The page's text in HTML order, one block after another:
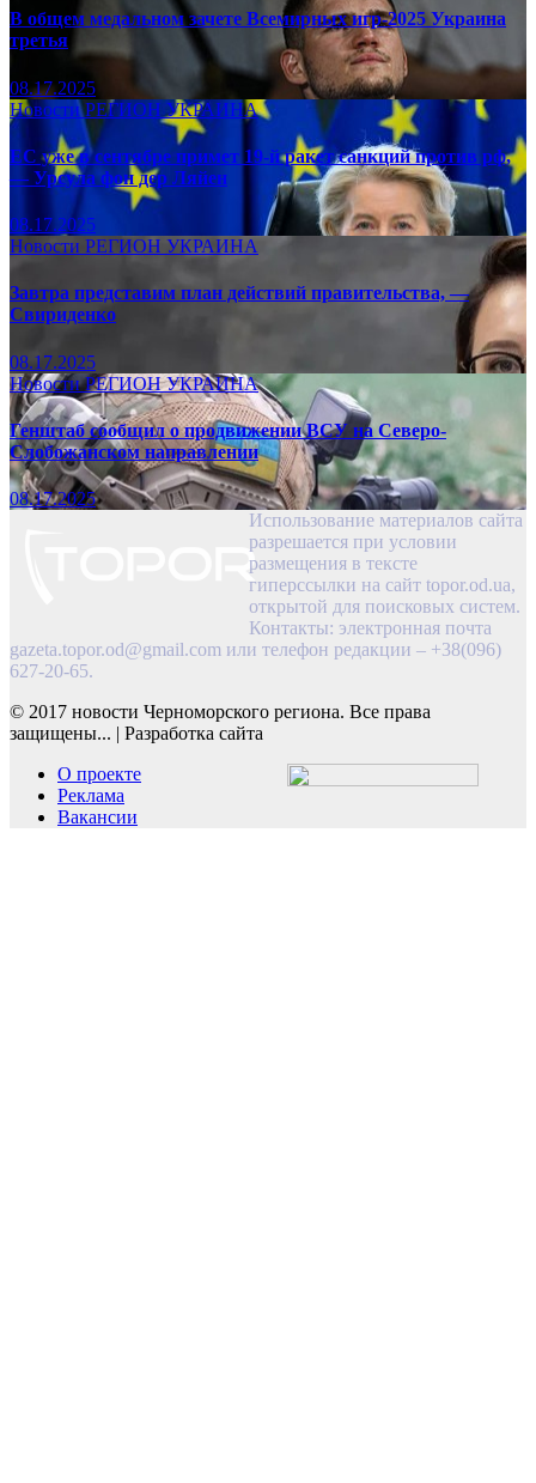
В общем медальном зачете Всемирных игр-2025 Украина
третья
08.17.2025
НовостиРЕГИОНУКРАИНА
ЕС уже в сентябре примет 19-й ракет санкций против рф,
— Урсула фон дер Ляйен
08.17.2025
Новости РЕГИОН УКРАИНА
Завтра представим план действий правительства, —
Свириденко
08.17.2025
НовостиРЕГИОНУКРАИНА
Генштаб сообщил о продвижении ВСУ на Северо-
Слобожанском направлении
08.17.2025
Использование материалов сайта
разрешается при условии
размещения в тексте
гиперссылки на сайт topor.od.ua,
открытой для поисковых систем.
Контакты: электронная почта
gazeta.topor.od@gmail.com или телефон редакции – +38(096)
627-20-65.
© 2017 новости Черноморского региона. Все права
защищены... | Разработка сайта
О проекте
Реклама
Вакансии